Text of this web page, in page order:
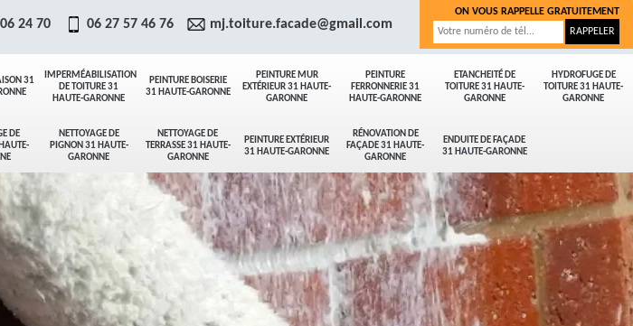
31
IMPERMÉABILISATION
DE TOITURE 31
HAUTE-GARONNE
PEINTURE BOISERIE
31 HAUTE-GARONNE
PEINTURE MUR
EXTÉRIEUR 31 HAUTE-
GARONNE
PEINTURE
FERRONNERIE 31
HAUTE-GARONNE
ETANCHEITÉ DE
TOITURE 31 HAUTE-
GARONNE
HYDROFUGE DE
TOITURE 31 HAUTE-
GARONNE
DE
NETTOYAGE DE
PIGNON 31 HAUTE-
GARONNE
NETTOYAGE DE
TERRASSE 31 HAUTE-
GARONNE
PEINTURE EXTÉRIEUR
31 HAUTE-GARONNE
RÉNOVATION DE
FAÇADE 31 HAUTE-
GARONNE
ENDUITE DE FAÇADE
31 HAUTE-GARONNE
24 70 06 27 57 46 76 mj.toiture.facade@gmail.com
ON VOUS RAPPELLE GRATUITEMENT